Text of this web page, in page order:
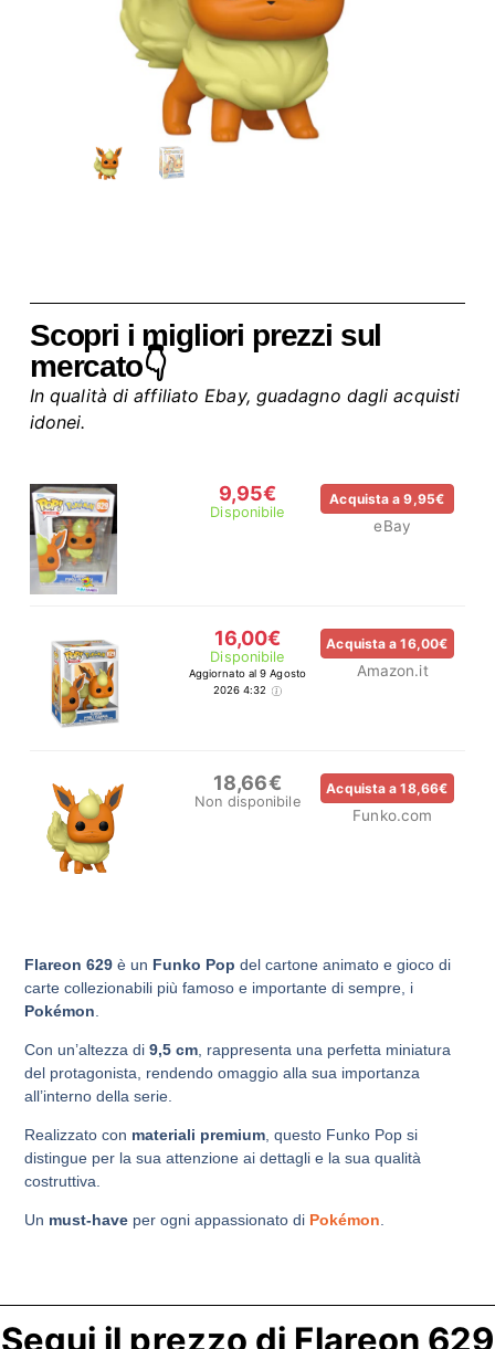
Scopri i migliori prezzi sul
mercato👇
In qualità di affiliato Ebay, guadagno dagli acquisti
idonei.
9,95€
Disponibile
Acquista a 9,95€
eBay
16,00€
Disponibile
Aggiornato al 9 Agosto
2026 4:32
Acquista a 16,00€
Amazon.it
18,66€
Non disponibile
Acquista a 18,66€
Funko.com
Flareon 629è un Funko Pop del cartone animato e gioco di
carte collezionabili più famoso e importante di sempre, i
Pokémon
Con un’altezza di9,5 cm , rappresenta una perfetta miniatura
del protagonista, rendendo omaggio alla sua importanza
all’interno della serie.
Realizzato con materiali premium , questo Funko Pop si
distingue per la sua attenzione ai dettagli e la sua qualità
costruttiva.
Un must-have per ogni appassionato di Pokémon
Segui il prezzo di Flareon 629